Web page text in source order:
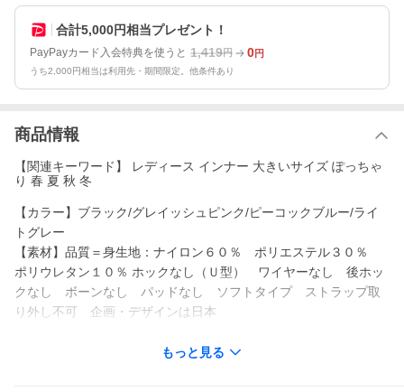
合計5,000円相当プレゼント！
PayPayカード入会特典を使うと 1,419円 0円
うち2,000円相当は利用先・期間限定。他条件あり
商品情報
【関連キーワード】 レディース インナー 大きいサイズ ぽっちゃ
り 春 夏 秋 冬
【カラー】ブラック/グレイッシュピンク/ピーコックブルー/ライ
トグレー
【素材】品質＝身生地：ナイロン６０％ ポリエステル３０％
ポリウレタン１０％ ホックなし（Ｕ型） ワイヤーなし 後ホッ
クなし ボーンなし パッドなし ソフトタイプ ストラップ取
り外し不可 企画・デザインは日本
【メーカー品番】ZZY4321D4630
もっと見る